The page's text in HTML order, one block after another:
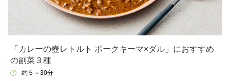
「カレーの壺レトルト ポークキーマ×ダル」におすすめ
の副菜３種
約５～30分